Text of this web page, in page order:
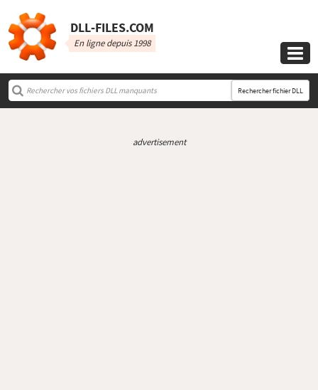
DLL‑FILES.COM
En ligne depuis 1998

Rechercher fichier DLL
advertisement